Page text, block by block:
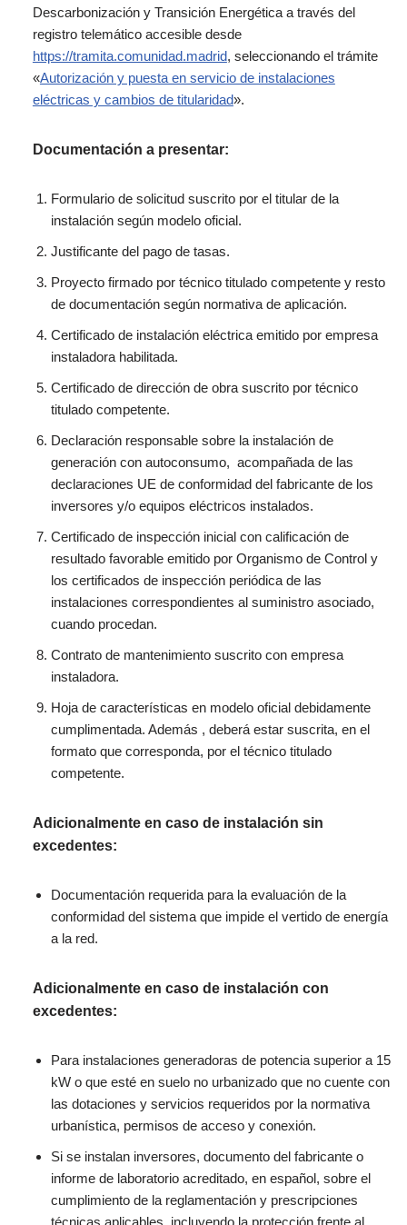
Descarbonización y Transición Energética a través del
registro telemático accesible desde
https://tramita.comunidad.madrid, seleccionando el trámite
«Autorización y puesta en servicio de instalaciones
eléctricas y cambios de titularidad».
Documentación a presentar:
Formulario de solicitud suscrito por el titular de la
instalación según modelo oficial.
Justificante del pago de tasas.
Proyecto firmado por técnico titulado competente y resto
de documentación según normativa de aplicación.
Certificado de instalación eléctrica emitido por empresa
instaladora habilitada.
Certificado de dirección de obra suscrito por técnico
titulado competente.
Declaración responsable sobre la instalación de
generación con autoconsumo, acompañada de las
declaraciones UE de conformidad del fabricante de los
inversores y/o equipos eléctricos instalados.
Certificado de inspección inicial con calificación de
resultado favorable emitido por Organismo de Control y
los certificados de inspección periódica de las
instalaciones correspondientes al suministro asociado,
cuando procedan.
Contrato de mantenimiento suscrito con empresa
instaladora.
Hoja de características en modelo oficial debidamente
cumplimentada. Además , deberá estar suscrita, en el
formato que corresponda, por el técnico titulado
competente.
Adicionalmente en caso de instalación sin
excedentes:
Documentación requerida para la evaluación de la
conformidad del sistema que impide el vertido de energía
a la red.
Adicionalmente en caso de instalación con
excedentes:
Para instalaciones generadoras de potencia superior a 15
kW o que esté en suelo no urbanizado que no cuente con
las dotaciones y servicios requeridos por la normativa
urbanística, permisos de acceso y conexión.
Si se instalan inversores, documento del fabricante o
informe de laboratorio acreditado, en español, sobre el
cumplimiento de la reglamentación y prescripciones